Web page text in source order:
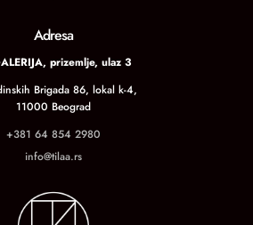
Adresa
prizemlje, ulaz 3
Brigada 86, lokal k-4,
11000 Beograd
+381 64 854 2980
info@tilaa.rs